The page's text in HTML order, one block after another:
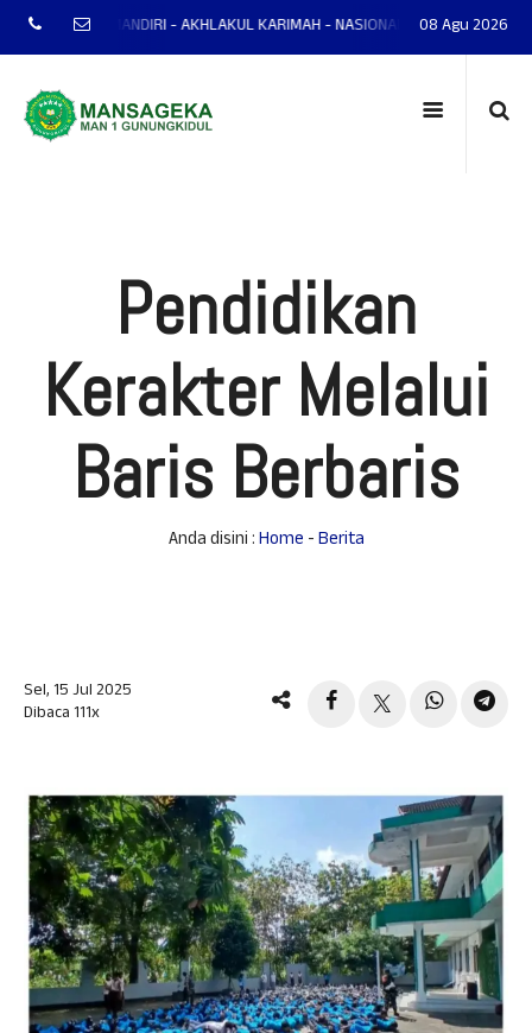
- MANDIRI - AKHLAKUL KARIMAH - NASIONALIS - TERAMPIL -
08 Agu 2026
Pendidikan
Kerakter Melalui
Baris Berbaris
Anda disini :Home -Berita
Sel, 15 Jul 2025
Dibaca 111x